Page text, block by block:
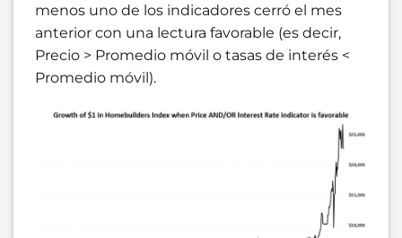
menos uno de los indicadores cerró el mes
anterior con una lectura favorable (es decir,
Precio > Promedio móvil o tasas de interés <
Promedio móvil).